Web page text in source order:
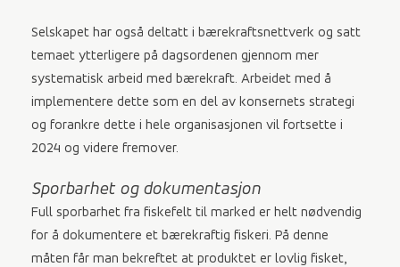
Selskapet har også deltatt i bærekraftsnettverk og satt
temaet ytterligere på dagsordenen gjennom mer
systematisk arbeid med bærekraft. Arbeidet med å
implementere dette som en del av konsernets strategi
og forankre dette i hele organisasjonen vil fortsette i
2024 og videre fremover.
Sporbarhet og dokumentasjon
Full sporbarhet fra fiskefelt til marked er helt nødvendig
for å dokumentere et bærekraftig fiskeri. På denne
måten får man bekreftet at produktet er lovlig fisket,